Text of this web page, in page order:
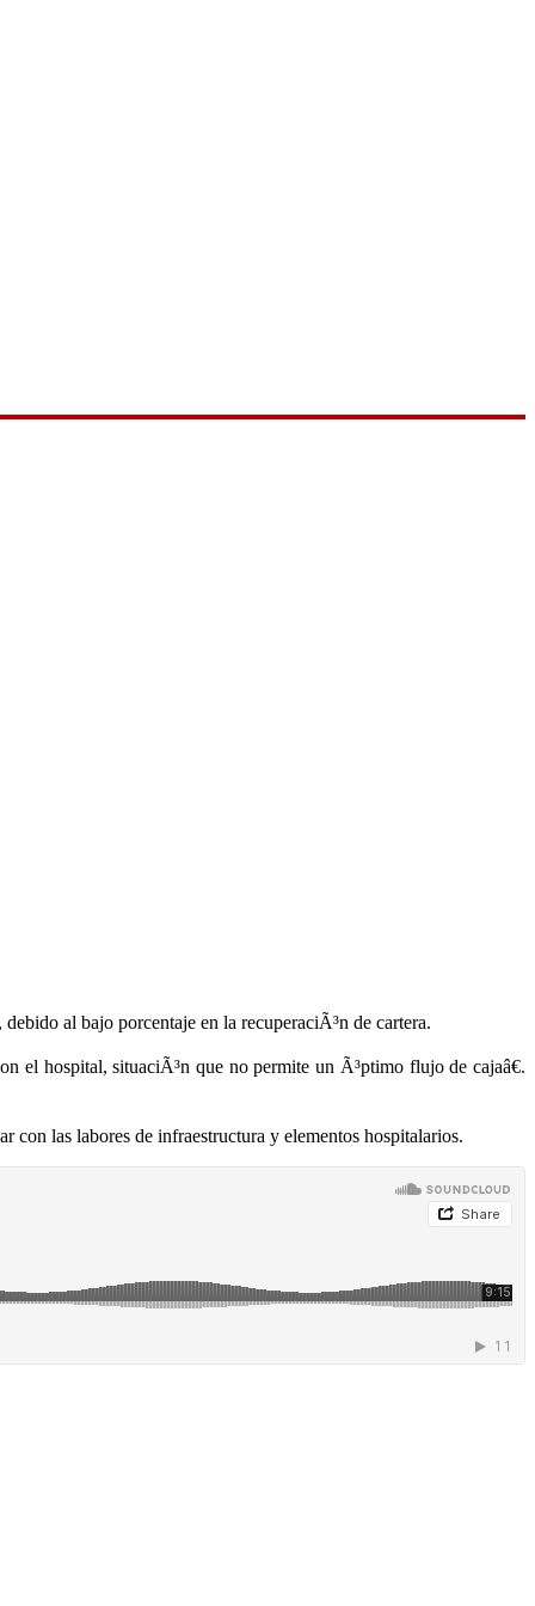
al bajo porcentaje en la recuperaciÃ³n de cartera.
el hospital, situaciÃ³n que no permite un Ã³ptimo flujo de cajaâ€.
con las labores de infraestructura y elementos hospitalarios.